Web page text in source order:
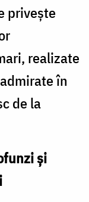
privește
realizate
în
de la
și